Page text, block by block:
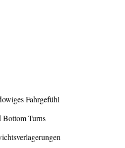
Fahrgefühl
Bottom Turns